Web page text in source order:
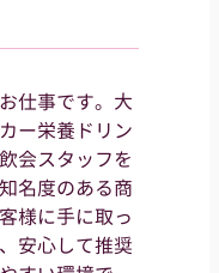
仕事です。大
ー栄養ドリン
会スタッフを
名度のある商
様に手に取っ
安心して推奨